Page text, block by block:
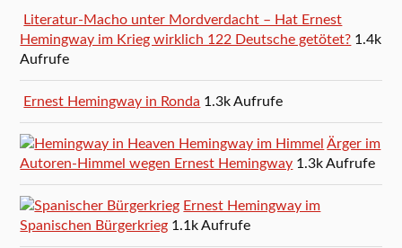
Literatur-Macho unter Mordverdacht – Hat Ernest
Hemingway im Krieg wirklich 122 Deutsche getötet? 1.4k
Aufrufe
Ernest Hemingway in Ronda 1.3k Aufrufe
Ärger im
Autoren-Himmel wegen Ernest Hemingway 1.3k Aufrufe
Ernest Hemingway im
Spanischen Bürgerkrieg 1.1k Aufrufe